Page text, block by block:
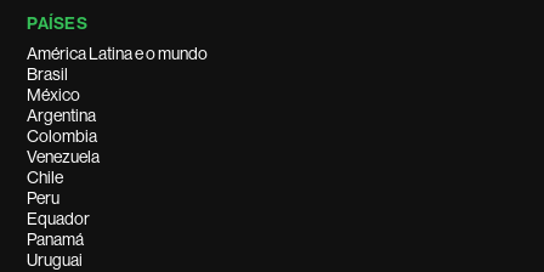
PAÍSES
América Latina e o mundo
Brasil
México
Argentina
Colombia
Venezuela
Chile
Peru
Equador
Panamá
Uruguai